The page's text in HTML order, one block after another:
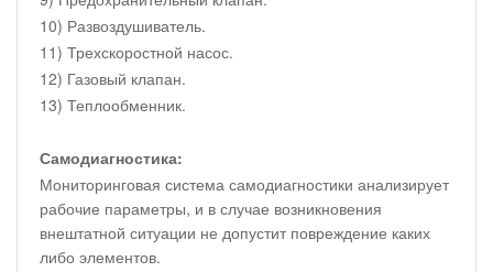
10) Развоздушиватель.
11) Трехскоростной насос.
12) Газовый клапан.
13) Теплообменник.
Самодиагностика:
Мониторинговая система самодиагностики анализирует
рабочие параметры, и в случае возникновения
внештатной ситуации не допустит повреждение каких
либо элементов.